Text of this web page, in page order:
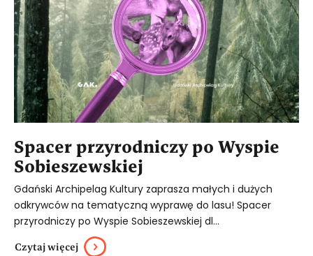
Spacer przyrodniczy po Wyspie
Sobieszewskiej
Gdański Archipelag Kultury zaprasza małych i dużych
odkrywców na tematyczną wyprawę do lasu! Spacer
przyrodniczy po Wyspie Sobieszewskiej dl...
Czytaj więcej